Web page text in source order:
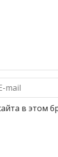
в этом